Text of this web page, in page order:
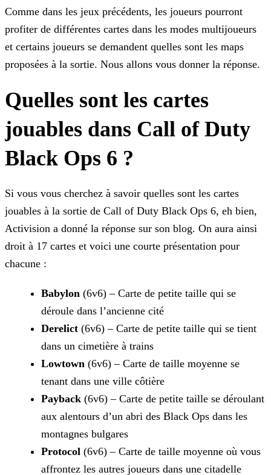
Comme dans les jeux précédents, les joueurs pourront
profiter de différentes cartes dans les modes multijoueurs
et certains joueurs se demandent quelles sont les maps
proposées à la sortie. Nous allons vous donner la réponse.
Quelles sont les cartes
jouables dans Call of Duty
Black Ops 6 ?
Si vous vous cherchez à savoir quelles sont les cartes
jouables à la sortie de Call of Duty Black Ops 6, eh bien,
Activision a donné la réponse sur son blog. On aura ainsi
droit à 17 cartes et voici une courte présentation pour
chacune :
Babylon (6v6) – Carte de petite taille qui se
déroule dans l’ancienne cité
Derelict (6v6) – Carte de petite taille qui se tient
dans un cimetière à trains
Lowtown (6v6) – Carte de taille moyenne se
tenant dans une ville côtière
Payback (6v6) – Carte de petite taille se déroulant
aux alentours d’un abri des Black Ops dans les
montagnes bulgares
Protocol (6v6) – Carte de taille moyenne où vous
affrontez les autres joueurs dans une citadelle